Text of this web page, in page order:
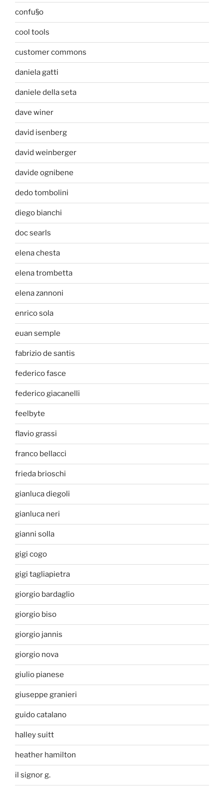
confu§o
cool tools
customer commons
daniela gatti
daniele della seta
dave winer
david isenberg
david weinberger
davide ognibene
dedo tombolini
diego bianchi
doc searls
elena chesta
elena trombetta
elena zannoni
enrico sola
euan semple
fabrizio de santis
federico fasce
federico giacanelli
feelbyte
flavio grassi
franco bellacci
frieda brioschi
gianluca diegoli
gianluca neri
gianni solla
gigi cogo
gigi tagliapietra
giorgio bardaglio
giorgio biso
giorgio jannis
giorgio nova
giulio pianese
giuseppe granieri
guido catalano
halley suitt
heather hamilton
il signor g.